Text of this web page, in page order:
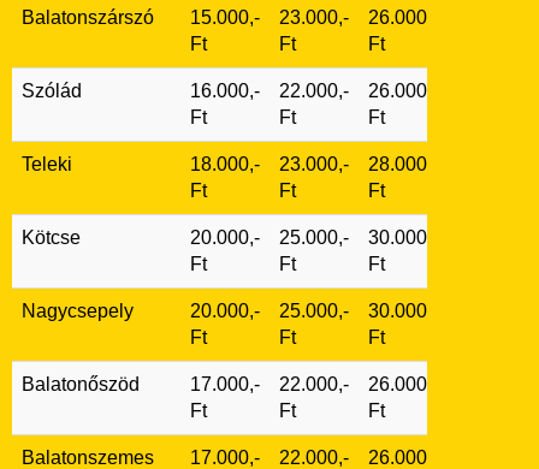
Balatonszárszó
15.000,-
Ft
23.000,-
Ft
26.000,-
Ft
Szólád
16.000,-
Ft
22.000,-
Ft
26.000,-
Ft
Teleki
18.000,-
Ft
23.000,-
Ft
28.000,-
Ft
Kötcse
20.000,-
Ft
25.000,-
Ft
30.000,-
Ft
Nagycsepely
20.000,-
Ft
25.000,-
Ft
30.000,-
Ft
Balatonőszöd
17.000,-
Ft
22.000,-
Ft
26.000,-
Ft
Balatonszemes
17.000,-
22.000,-
26.000,-